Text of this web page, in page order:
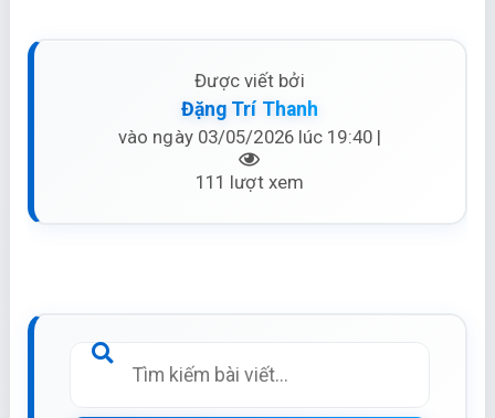
Được viết bởi
Đặng Trí Thanh
vào ngày 03/05/2026 lúc 19:40 |
111 lượt xem